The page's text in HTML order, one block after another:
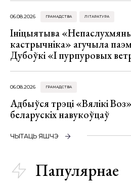
06.08.2026 ГРАМАДСТВА ЛІТАРАТУРА
Ініцыятыва
кастрычніка» агучыла
Дубоўкі «І пурпуровых
06.08.2026 ГРАМАДСТВА
Адбыўся трэці «Вялікі
беларускіх навукоўцаў
ЧЫТАЦЬ ЯШЧЭ
Папулярнае